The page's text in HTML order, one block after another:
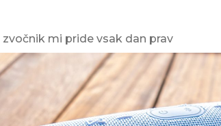
mi pride vsak dan prav